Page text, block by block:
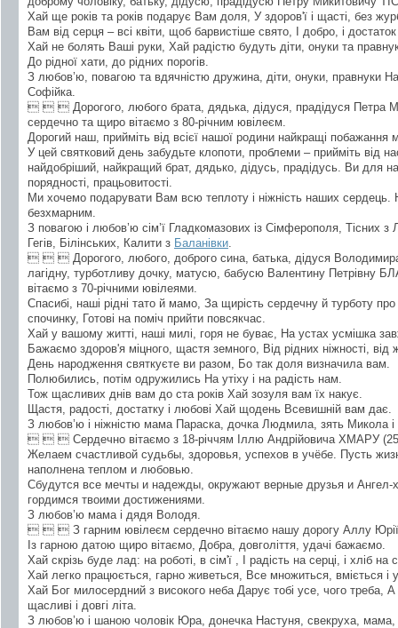
Хай ще років та років подарує Вам доля, У здоров'ї і щасті, без
Вам від серця – всі квіти, щоб барвистіше свято, І добро, і
Хай не болять Ваші руки, Хай радістю будуть діти, онуки та
До рідної хати, до рідних порогів.
З любов’ю, повагою та вдячністю дружина, діти, онуки, правнуки
Софійка.
   Дорогого, любого брата, дядька, дідуся, прадідуся Петра
сердечно та щиро вітаємо з 80-річним ювілеєм.
Дорогий наш, прийміть від всієї нашої родини найкращі побажання
У цей святковий день забудьте клопоти, проблеми – прийміть від
найдобріший, найкращий брат, дядько, дідусь, прадідусь. Ви для
порядності, працьовитості.
Ми хочемо подарувати Вам всю теплоту і ніжність наших
безхмарним.
З повагою і любов’ю сім’ї Гладкомазових із Сімферополя, Тісних з
Гегів, Білінських, Калити з Баланівки
   Дорогого, любого, доброго сина, батька, дідуся
лагідну, турботливу дочку, матусю, бабусю Валентину Петрівну
вітаємо з 70-річними ювілеями.
Спасибі, наші рідні тато й мамо, За щирість сердечну й турботу
спочинку, Готові на поміч прийти повсякчас.
Хай у вашому житті, наші милі, горя не буває, На устах усмішка
Бажаємо здоров'я міцного, щастя земного, Від рідних ніжності, від
День народження святкуєте ви разом, Бо так доля визначила вам.
Полюбились, потім одружились На утіху і на радість нам.
Тож щасливих днів вам до ста років Хай зозуля вам їх накує.
Щастя, радості, достатку і любові Хай щодень Всевишній вам дає.
З любов’ю і ніжністю мама Параска, дочка Людмила, зять Микола і
   Сердечно вітаємо з 18-річчям Іллю Андрійовича ХМАРУ
Желаем счастливой судьбы, здоровья, успехов в учёбе. Пусть
наполнена теплом и любовью.
Сбудутся все мечты и надежды, окружают верные друзья и Ангел-
гордимся твоими достижениями.
З любов’ю мама і дядя Володя.
   З гарним ювілеєм сердечно вітаємо нашу дорогу Аллу
Із гарною датою щиро вітаємо, Добра, довголіття, удачі бажаємо.
Хай скрізь буде лад: на роботі, в сім'ї , І радість на серці, і хліб на
Хай легко працюється, гарно живеться, Все множиться, вміється і
Хай Бог милосердний з високого неба Дарує тобі усе, чого треба,
щасливі і довгі літа.
З любов’ю і шаною чоловік Юра, донечка Настуня, свекруха, мама,